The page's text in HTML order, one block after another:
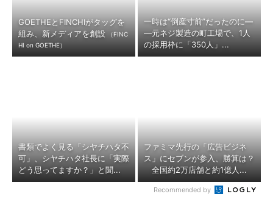
GOETHEとFINCHIがタッグを
組み、新メディアを創設
（FINC
HI on GOETHE）
一時は“倒産寸前”だったのに―
―元ネジ製造の町工場で、1人
の採用枠に「350人」...
書類でよく見る「シヤチハタ不
可」、シヤチハタ社長に「実際
どう思ってますか？」と聞...
ファミマ先行の「広告ビジネ
ス」にセブンが参入、勝算は？
全国約2万店舗と約1億人...
Recommended by